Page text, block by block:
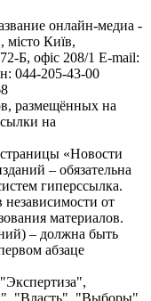
онлайн-медиа -
місто Київ,
офіс 208/1 E-mail:
044-205-43-00
размещённых на
на
«Новости
– обязательна
гиперссылка.
от
материалов.
– должна быть
абзаце
"Власть", "Выборы",